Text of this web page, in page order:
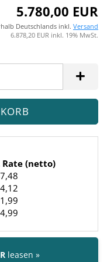
5.780,00 EUR
Deutschlands inkl. Versand
6.878,20 EUR inkl. 19% MwSt.
(netto)
leasen »